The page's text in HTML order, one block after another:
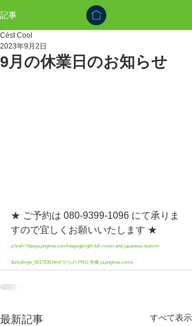
記事
9月の休業日のお知らせ
Cést Cool
2023年9月2日
★ ご予約は 080-9399-1096 にて承りま
すので宜しくお願いいたします ★
a href='httpsja.pngtree.comfreepngbright-full-moon-and-japanese-tsukimi-
dumplings_6017830.html'からの PNG 画像 ja.pngtree.coma
最新記事 すべて表示